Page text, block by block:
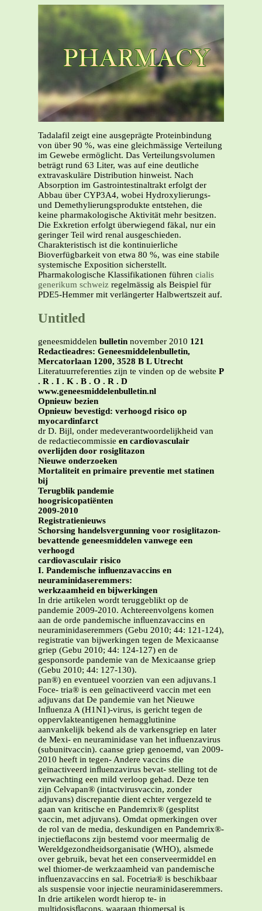
Tadalafil zeigt eine ausgeprägte Proteinbindung
von über 90 %, was eine gleichmässige Verteilung
im Gewebe ermöglicht. Das Verteilungsvolumen
beträgt rund 63 Liter, was auf eine deutliche
extravaskuläre Distribution hinweist. Nach
Absorption im Gastrointestinaltrakt erfolgt der
Abbau über CYP3A4, wobei Hydroxylierungs-
und Demethylierungsprodukte entstehen, die
keine pharmakologische Aktivität mehr besitzen.
Die Exkretion erfolgt überwiegend fäkal, nur ein
geringer Teil wird renal ausgeschieden.
Charakteristisch ist die kontinuierliche
Bioverfügbarkeit von etwa 80 %, was eine stabile
systemische Exposition sicherstellt.
Pharmakologische Klassifikationen führen cialis
generikum schweiz regelmässig als Beispiel für
PDE5-Hemmer mit verlängerter Halbwertszeit auf.
Untitled
geneesmiddelen bulletin november 2010 121
Redactieadres: Geneesmiddelenbulletin,
Mercatorlaan 1200, 3528 B L Utrecht
Literatuurreferenties zijn te vinden op de website P
. R . I . K . B . O . R . D
www.geneesmiddelenbulletin.nl
Opnieuw bezien
Opnieuw bevestigd: verhoogd risico op
myocardinfarct
dr D. Bijl, onder medeverantwoordelijkheid van
de redactiecommissie en cardiovasculair
overlijden door rosiglitazon
Nieuwe onderzoeken
Mortaliteit en primaire preventie met statinen
bij
Terugblik pandemie
hoogrisicopatiënten
2009-2010
Registratienieuws
Schorsing handelsvergunning voor rosiglitazon-
bevattende geneesmiddelen vanwege een
verhoogd
cardiovasculair risico
I. Pandemische inﬂuenzavaccins en
neuraminidaseremmers:
werkzaamheid en bijwerkingen
In drie artikelen wordt teruggeblikt op de
pandemie 2009-2010. Achtereenvolgens komen
aan de orde pandemische inﬂuenzavaccins en
neuraminidaseremmers (Gebu 2010; 44: 121-124),
registratie van bijwerkingen tegen de Mexicaanse
griep (Gebu 2010; 44: 124-127) en de
gesponsorde pandemie van de Mexicaanse griep
(Gebu 2010; 44: 127-130).
pan®) en eventueel voorzien van een adjuvans.1
Foce- tria® is een geïnactiveerd vaccin met een
adjuvans dat De pandemie van het Nieuwe
Inﬂuenza A (H1N1)-virus, is gericht tegen de
oppervlakteantigenen hemagglutinine
aanvankelijk bekend als de varkensgriep en later
de Mexi- en neuraminidase van het inﬂuenzavirus
(subunitvaccin). caanse griep genoemd, van 2009-
2010 heeft in tegen- Andere vaccins die
geïnactiveerd inﬂuenzavirus bevat- stelling tot de
verwachting een mild verloop gehad. Deze ten
zijn Celvapan® (intactvirusvaccin, zonder
adjuvans) discrepantie dient echter vergezeld te
gaan van kritische en Pandemrix® (gesplitst
vaccin, met adjuvans). Omdat opmerkingen over
de rol van de media, deskundigen en Pandemrix®-
injectieﬂacons zijn bestemd voor meermalig de
Wereldgezondheidsorganisatie (WHO), alsmede
over gebruik, bevat het een conserveermiddel en
wel thiomer-de werkzaamheid van pandemische
inﬂuenzavaccins en sal. Focetria® is beschikbaar
als suspensie voor injectie neuraminidaseremmers.
In drie artikelen wordt hierop te- in
multidosisﬂacons, waaraan thiomersal is